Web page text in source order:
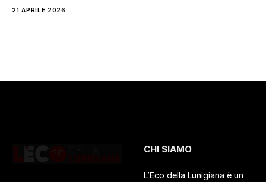
21 APRILE 2026
CHI SIAMO
L’Eco della Lunigiana è un